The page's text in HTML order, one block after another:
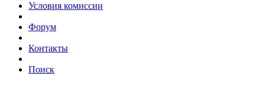
Условия комиссии
Форум
Контакты
Поиск